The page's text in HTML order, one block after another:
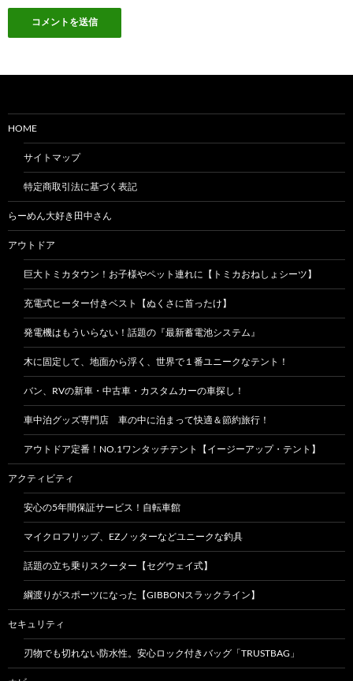
HOME
サイトマップ
特定商取引法に基づく表記
らーめん大好き田中さん
アウトドア
巨大トミカタウン！お子様やペット連れに【トミカおねしょシーツ】
充電式ヒーター付きベスト【ぬくさに首ったけ】
発電機はもういらない！話題の『最新蓄電池システム』
木に固定して、地面から浮く、世界で１番ユニークなテント！
バン、RVの新車・中古車・カスタムカーの車探し！
車中泊グッズ専門店 車の中に泊まって快適＆節約旅行！
アウトドア定番！NO.1ワンタッチテント【イージーアップ・テント】
アクティビティ
安心の5年間保証サービス！自転車館
マイクロフリップ、EZノッターなどユニークな釣具
話題の立ち乗りスクーター【セグウェイ式】
綱渡りがスポーツになった【GIBBONスラックライン】
セキュリティ
刃物でも切れない防水性。安心ロック付きバッグ「TRUSTBAG」